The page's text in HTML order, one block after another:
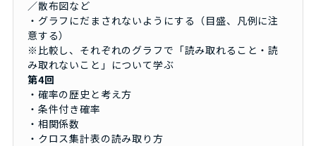
／散布図など
・グラフにだまされないようにする（目盛、凡例に注
意する）
※比較し、それぞれのグラフで「読み取れること・読
み取れないこと」について学ぶ
第4回
・確率の歴史と考え方
・条件付き確率
・相関係数
・クロス集計表の読み取り方